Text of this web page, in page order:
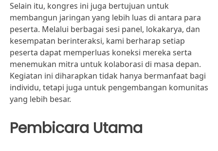
Selain itu, kongres ini juga bertujuan untuk
membangun jaringan yang lebih luas di antara para
peserta. Melalui berbagai sesi panel, lokakarya, dan
kesempatan berinteraksi, kami berharap setiap
peserta dapat memperluas koneksi mereka serta
menemukan mitra untuk kolaborasi di masa depan.
Kegiatan ini diharapkan tidak hanya bermanfaat bagi
individu, tetapi juga untuk pengembangan komunitas
yang lebih besar.
Pembicara Utama